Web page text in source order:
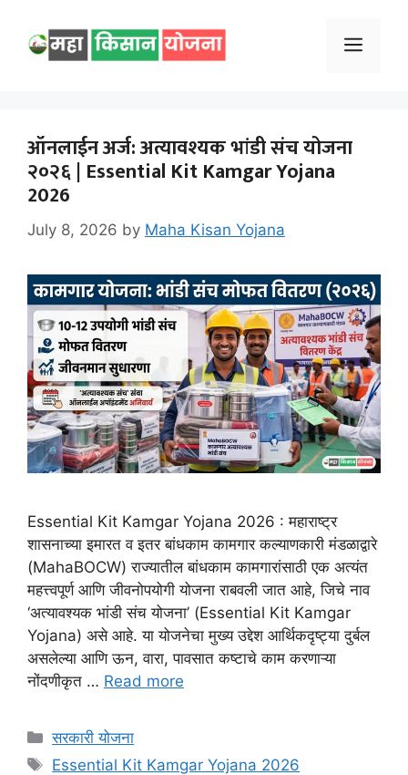
content
Menu
ऑनलाईन अर्ज: अत्यावश्यक भांडी संच योजना
२०२६ | Essential Kit Kamgar Yojana
2026
July 8, 2026 by Maha Kisan Yojana
Essential Kit Kamgar Yojana 2026 : महाराष्ट्र
शासनाच्या इमारत व इतर बांधकाम कामगार कल्याणकारी मंडळाद्वारे
(MahaBOCW) राज्यातील बांधकाम कामगारांसाठी एक अत्यंत
महत्त्वपूर्ण आणि जीवनोपयोगी योजना राबवली जात आहे, जिचे नाव
‘अत्यावश्यक भांडी संच योजना’ (Essential Kit Kamgar
Yojana) असे आहे. या योजनेचा मुख्य उद्देश आर्थिकदृष्ट्या दुर्बल
असलेल्या आणि ऊन, वारा, पावसात कष्टाचे काम करणाऱ्या
नोंदणीकृत … Read more
Categories
सरकारी योजना
Tags
Essential Kit Kamgar Yojana 2026